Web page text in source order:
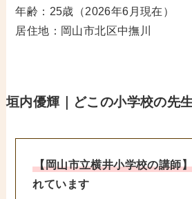
年齢：25歳（2026年6月現在）
居住地：岡山市北区中撫川
垣内優輝｜どこの小学校の先
【岡山市立横井小学校の講師
れています